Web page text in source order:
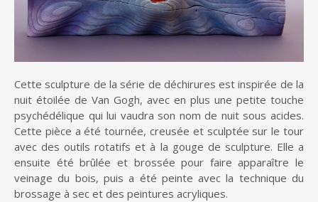
Cette sculpture de la série de déchirures est inspirée de la
nuit étoilée de Van Gogh, avec en plus une petite touche
psychédélique qui lui vaudra son nom de nuit sous acides.
Cette pièce a été tournée, creusée et sculptée sur le tour
avec des outils rotatifs et à la gouge de sculpture. Elle a
ensuite été brûlée et brossée pour faire apparaître le
veinage du bois, puis a été peinte avec la technique du
brossage à sec et des peintures acryliques.